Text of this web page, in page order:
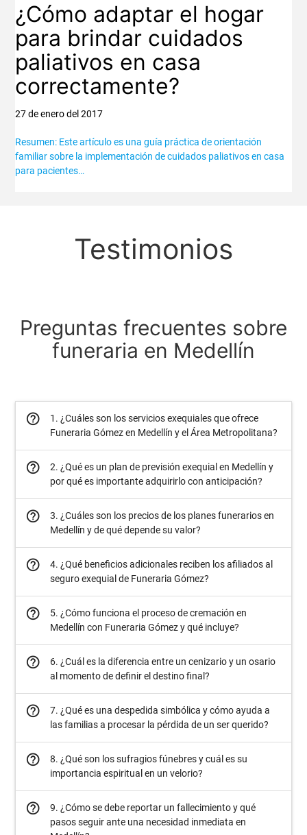
¿Cómo adaptar el hogar
para brindar cuidados
paliativos en casa
correctamente?
27 de enero del 2017
Resumen: Este artículo es una guía práctica de orientación
familiar sobre la implementación de cuidados paliativos en casa
para pacientes…
Testimonios
Preguntas frecuentes sobre
funeraria en Medellín
help_outline
1. ¿Cuáles son los servicios exequiales que ofrece
Funeraria Gómez en Medellín y el Área Metropolitana?
help_outline
2. ¿Qué es un plan de previsión exequial en Medellín y
por qué es importante adquirirlo con anticipación?
help_outline
3. ¿Cuáles son los precios de los planes funerarios en
Medellín y de qué depende su valor?
help_outline
4. ¿Qué beneficios adicionales reciben los afiliados al
seguro exequial de Funeraria Gómez?
help_outline
5. ¿Cómo funciona el proceso de cremación en
Medellín con Funeraria Gómez y qué incluye?
help_outline
6. ¿Cuál es la diferencia entre un cenizario y un osario
al momento de definir el destino final?
help_outline
7. ¿Qué es una despedida simbólica y cómo ayuda a
las familias a procesar la pérdida de un ser querido?
help_outline
8. ¿Qué son los sufragios fúnebres y cuál es su
importancia espiritual en un velorio?
help_outline
9. ¿Cómo se debe reportar un fallecimiento y qué
pasos seguir ante una necesidad inmediata en